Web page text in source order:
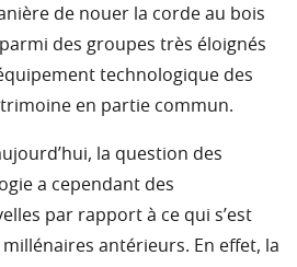
de nouer la corde au bois
parmi des groupes très éloignés
technologique des
en partie commun.
la question des
a cependant des
par rapport à ce qui s’est
antérieurs. En effet, la